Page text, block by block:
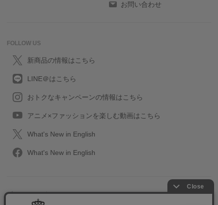
お問い合わせ
FOLLOW US
新商品の情報はこちら
LINE＠はこちら
おトクなキャンペーンの情報はこちら
アニメ×ファッションを楽しむ動画はこちら
What's New in English
What's New in English
プライバシーポリシー